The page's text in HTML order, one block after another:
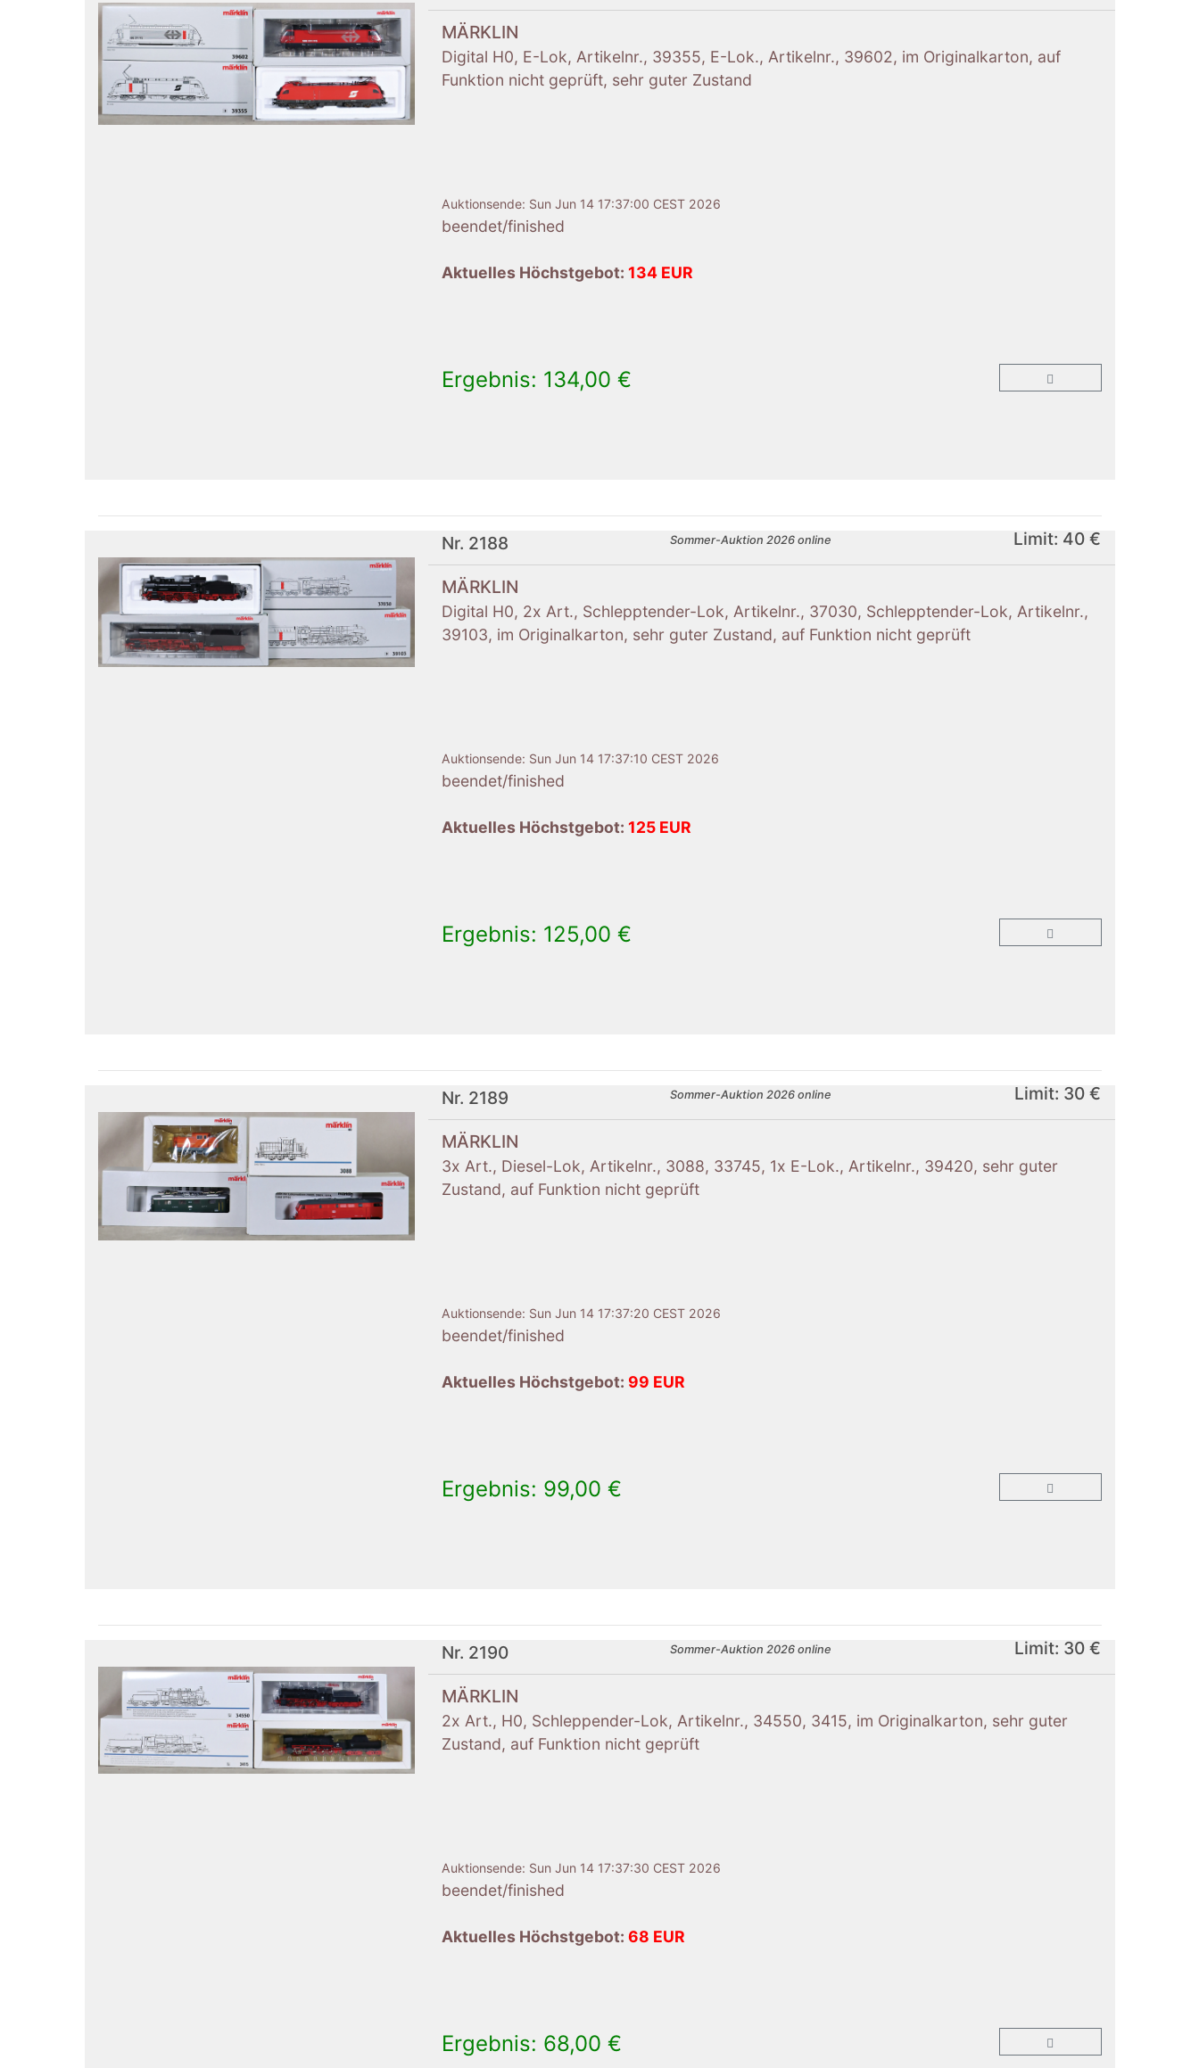
MÄRKLIN
Digital H0, E-Lok, Artikelnr., 39355, E-Lok., Artikelnr., 39602, im Originalkarton, auf
Funktion nicht geprüft, sehr guter Zustand
Auktionsende: Sun Jun 14 17:37:00 CEST 2026
beendet/finished
Aktuelles Höchstgebot: 134 EUR
Ergebnis: 134,00 €
Nr. 2188 Sommer-Auktion 2026 online Limit: 40 €
MÄRKLIN
Digital H0, 2x Art., Schlepptender-Lok, Artikelnr., 37030, Schlepptender-Lok, Artikelnr.,
39103, im Originalkarton, sehr guter Zustand, auf Funktion nicht geprüft
Auktionsende: Sun Jun 14 17:37:10 CEST 2026
beendet/finished
Aktuelles Höchstgebot: 125 EUR
Ergebnis: 125,00 €
Nr. 2189 Sommer-Auktion 2026 online Limit: 30 €
MÄRKLIN
3x Art., Diesel-Lok, Artikelnr., 3088, 33745, 1x E-Lok., Artikelnr., 39420, sehr guter
Zustand, auf Funktion nicht geprüft
Auktionsende: Sun Jun 14 17:37:20 CEST 2026
beendet/finished
Aktuelles Höchstgebot: 99 EUR
Ergebnis: 99,00 €
Nr. 2190 Sommer-Auktion 2026 online Limit: 30 €
MÄRKLIN
2x Art., H0, Schleppender-Lok, Artikelnr., 34550, 3415, im Originalkarton, sehr guter
Zustand, auf Funktion nicht geprüft
Auktionsende: Sun Jun 14 17:37:30 CEST 2026
beendet/finished
Aktuelles Höchstgebot: 68 EUR
Ergebnis: 68,00 €